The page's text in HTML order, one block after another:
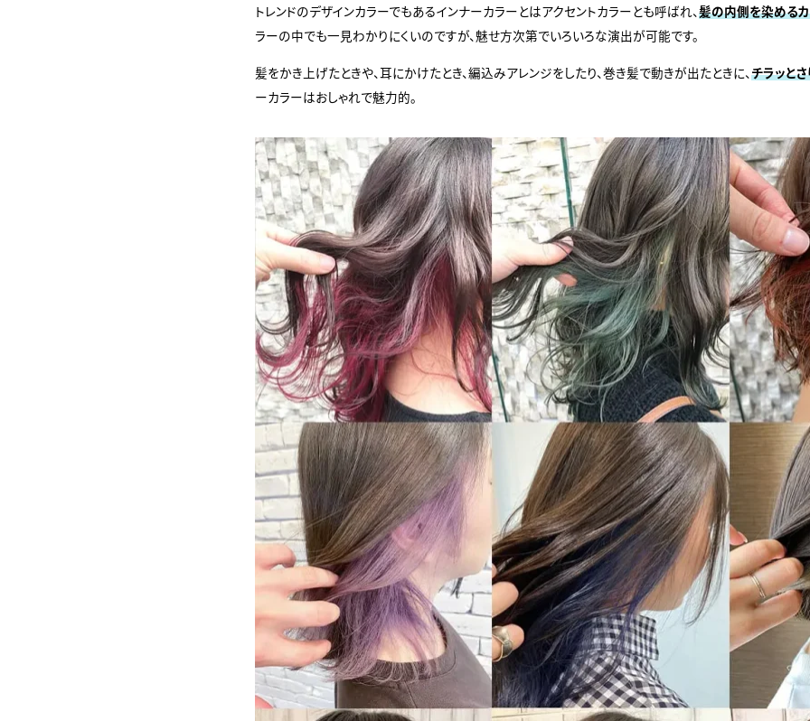
トレンドのデザインカラーでもあるインナーカラーとはアクセントカラーとも呼ばれ、髪の内側を染める
ラーの中でも一見わかりにくいのですが、魅せ方次第でいろいろな演出が可能です。
髪をかき上げたときや、耳にかけたとき、編込みアレンジをしたり、巻き髪で動きが出たときに、チラッと
ーカラーはおしゃれで魅力的。